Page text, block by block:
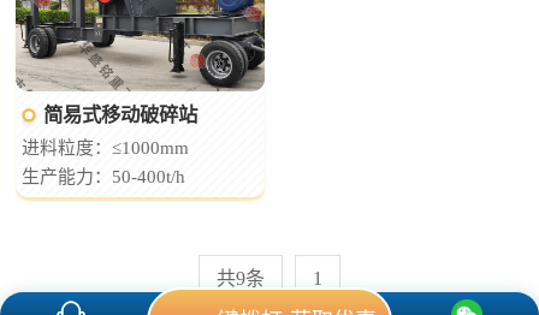
简易式移动破碎站
进料粒度：≤1000mm
生产能力：50-400t/h
共9条 1